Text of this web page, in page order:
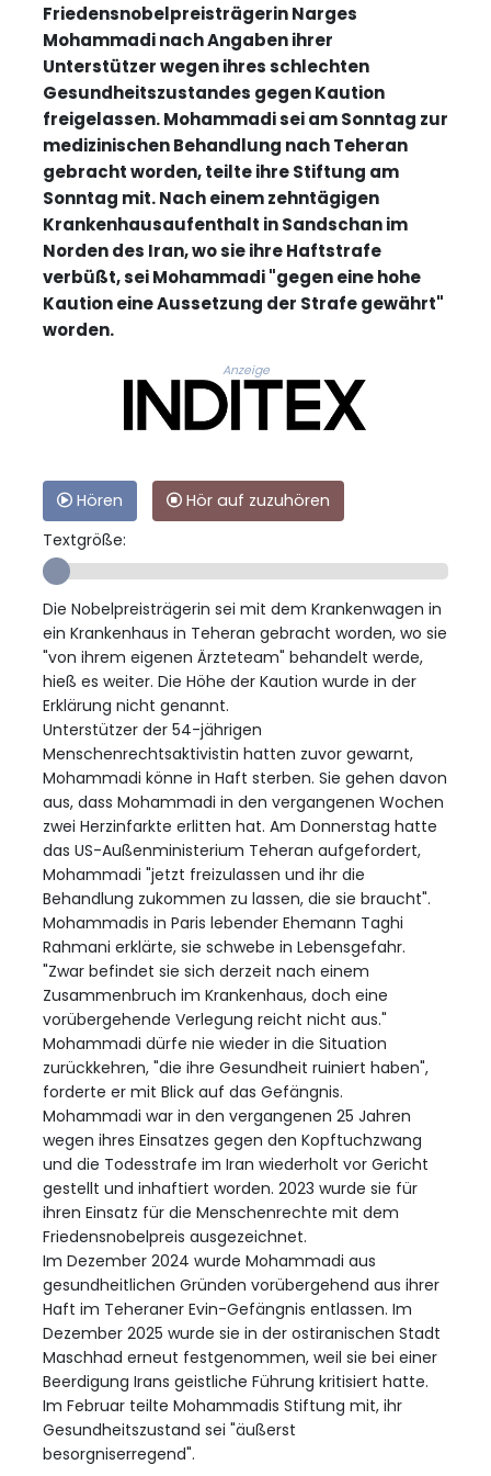
Friedensnobelpreisträgerin Narges
Mohammadi nach Angaben ihrer
Unterstützer wegen ihres schlechten
Gesundheitszustandes gegen Kaution
freigelassen. Mohammadi sei am Sonntag zur
medizinischen Behandlung nach Teheran
gebracht worden, teilte ihre Stiftung am
Sonntag mit. Nach einem zehntägigen
Krankenhausaufenthalt in Sandschan im
Norden des Iran, wo sie ihre Haftstrafe
verbüßt, sei Mohammadi "gegen eine hohe
Kaution eine Aussetzung der Strafe gewährt"
worden.
Anzeige
Hören
Hör auf zuzuhören
Textgröße:
Die Nobelpreisträgerin sei mit dem Krankenwagen in
ein Krankenhaus in Teheran gebracht worden, wo sie
"von ihrem eigenen Ärzteteam" behandelt werde,
hieß es weiter. Die Höhe der Kaution wurde in der
Erklärung nicht genannt.
Unterstützer der 54-jährigen
Menschenrechtsaktivistin hatten zuvor gewarnt,
Mohammadi könne in Haft sterben. Sie gehen davon
aus, dass Mohammadi in den vergangenen Wochen
zwei Herzinfarkte erlitten hat. Am Donnerstag hatte
das US-Außenministerium Teheran aufgefordert,
Mohammadi "jetzt freizulassen und ihr die
Behandlung zukommen zu lassen, die sie braucht".
Mohammadis in Paris lebender Ehemann Taghi
Rahmani erklärte, sie schwebe in Lebensgefahr.
"Zwar befindet sie sich derzeit nach einem
Zusammenbruch im Krankenhaus, doch eine
vorübergehende Verlegung reicht nicht aus."
Mohammadi dürfe nie wieder in die Situation
zurückkehren, "die ihre Gesundheit ruiniert haben",
forderte er mit Blick auf das Gefängnis.
Mohammadi war in den vergangenen 25 Jahren
wegen ihres Einsatzes gegen den Kopftuchzwang
und die Todesstrafe im Iran wiederholt vor Gericht
gestellt und inhaftiert worden. 2023 wurde sie für
ihren Einsatz für die Menschenrechte mit dem
Friedensnobelpreis ausgezeichnet.
Im Dezember 2024 wurde Mohammadi aus
gesundheitlichen Gründen vorübergehend aus ihrer
Haft im Teheraner Evin-Gefängnis entlassen. Im
Dezember 2025 wurde sie in der ostiranischen Stadt
Maschhad erneut festgenommen, weil sie bei einer
Beerdigung Irans geistliche Führung kritisiert hatte.
Im Februar teilte Mohammadis Stiftung mit, ihr
Gesundheitszustand sei "äußerst
besorgniserregend".